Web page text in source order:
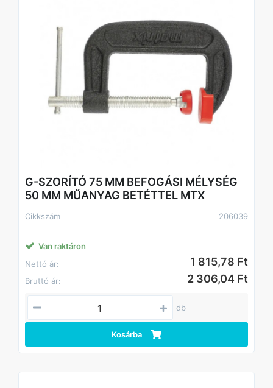
G-SZORÍTÓ 75 MM BEFOGÁSI MÉLYSÉG
50 MM MŰANYAG BETÉTTEL MTX
Cikkszám 206039
Van raktáron
Nettó ár:
1 815,78 Ft
Bruttó ár: 2 306,04 Ft
db
Kosárba